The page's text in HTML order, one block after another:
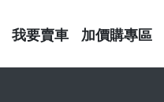
我要賣車 加價購專區